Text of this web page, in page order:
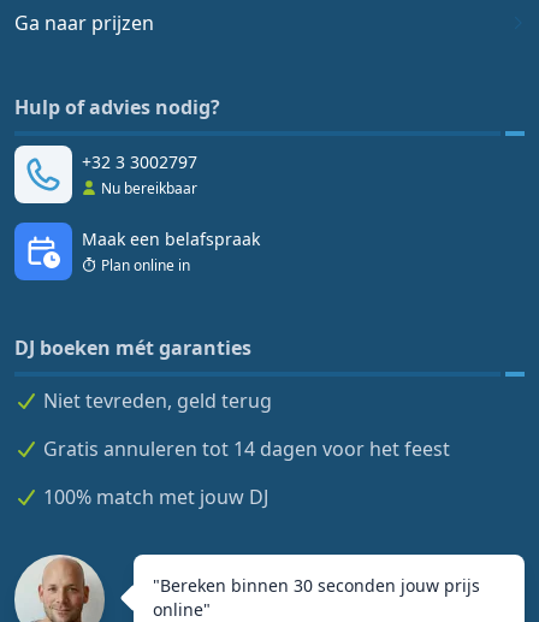
Ga naar prijzen
Hulp of advies nodig?
+32 3 3002797
Nu bereikbaar
Maak een belafspraak
Plan online in
DJ boeken mét garanties
Niet tevreden, geld terug
Gratis annuleren tot 14 dagen voor het feest
100% match met jouw DJ
"Bereken binnen 30 seconden jouw prijs
online"